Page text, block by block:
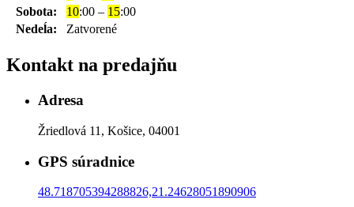
Sobota:
10:00 – 15:00
Nedeĺa:
Zatvorené
Kontakt na predajňu
Adresa
Žriedlová 11, Košice, 04001
GPS súradnice
48.718705394288826,21.24628051890906